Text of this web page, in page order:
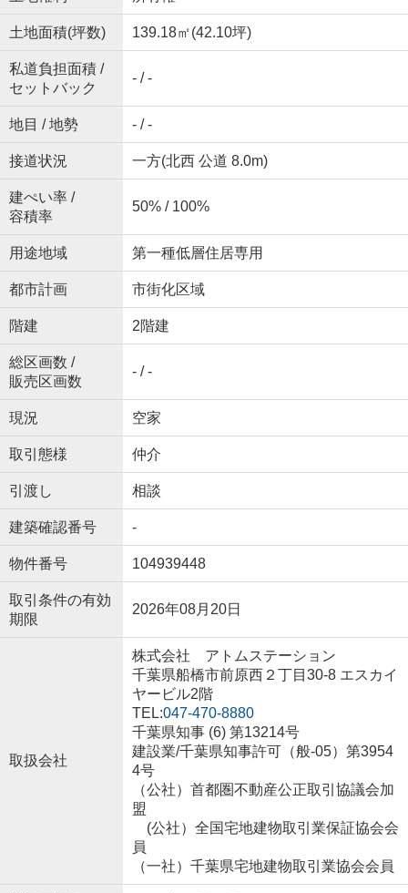
土地面積(坪数) 139.18㎡(42.10坪)
私道負担面積 /
セットバック
- / -
地目 / 地勢 - / -
接道状況 一方(北西 公道 8.0m)
建ぺい率 /
容積率
50% / 100%
用途地域 第一種低層住居専用
都市計画 市街化区域
階建 2階建
総区画数 /
販売区画数
- / -
現況 空家
取引態様 仲介
引渡し 相談
建築確認番号 -
物件番号 104939448
取引条件の有効
期限
2026年08月20日
取扱会社
株式会社 アトムステーション
千葉県船橋市前原西２丁目30-8 エスカイ
ヤービル2階
TEL:047-470-8880
千葉県知事 (6) 第13214号
建設業/千葉県知事許可（般-05）第3954
4号
（公社）首都圏不動産公正取引協議会加
盟
(公社）全国宅地建物取引業保証協会会
員
（一社）千葉県宅地建物取引業協会会員